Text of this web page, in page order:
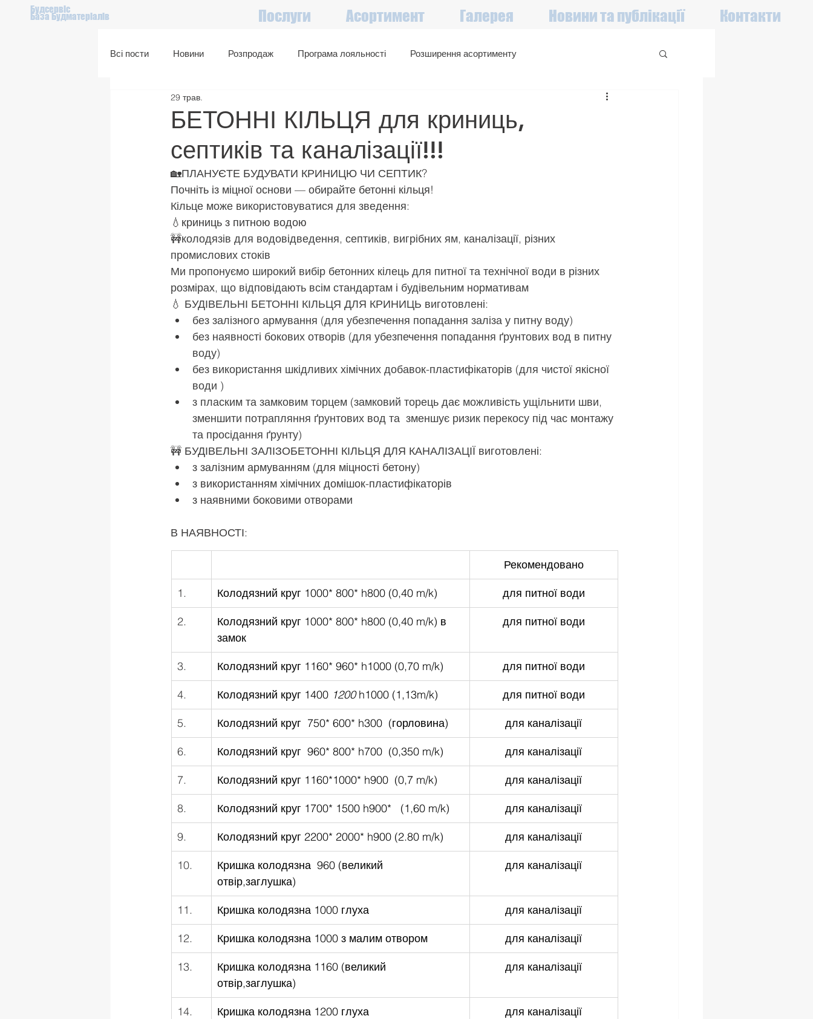
Будсервіс
База Будматеріалів Послуги Асортимент Галерея Новини та публікації Контакти
Всі пости Новини Розпродаж Програма лояльності Розширення асортименту
Подарунковий сертифікат
БЕТОННІ КІЛЬЦЯ для криниць,
септиків та каналізації!!!
29 трав.
🏡ПЛАНУЄТЕ БУДУВАТИ КРИНИЦЮ ЧИ СЕПТИК?
Почніть із міцної основи — обирайте бетонні кільця!
Кільце може використовуватися для зведення:
💧криниць з питною водою
🚧колодязів для водовідведення, септиків, вигрібних ям, каналізації, різних
промислових стоків
Ми пропонуємо широкий вибір бетонних кілець для питної та технічної води в різних
розмірах, що відповідають всім стандартам і будівельним нормативам
💧 БУДІВЕЛЬНІ БЕТОННІ КІЛЬЦЯ ДЛЯ КРИНИЦЬ виготовлені:
без залізного армування (для убезпечення попадання заліза у питну воду)
без наявності бокових отворів (для убезпечення попадання ґрунтових вод в питну
воду)
без використання шкідливих хімічних добавок-пластифікаторів (для чистої якісної
води )
з пласким та замковим торцем (замковий торець дає можливість ущільнити шви,
зменшити потрапляння ґрунтових вод та  зменшує ризик перекосу під час монтажу
та просідання ґрунту)
🚧 БУДІВЕЛЬНІ ЗАЛІЗОБЕТОННІ КІЛЬЦЯ ДЛЯ КАНАЛІЗАЦІЇ виготовлені:
з залізним армуванням (для міцності бетону)
з використанням хімічних домішок-пластифікаторів
з наявними боковими отворами
В НАЯВНОСТІ:
Рекомендовано
1. Колодязний круг 1000* 800* h800 (0,40 m/k) для питної води
2.
Колодязний круг 1000* 800* h800 (0,40 m/k) в
замок
для питної води
3. Колодязний круг 1160* 960* h1000 (0,70 m/k) для питної води
4. Колодязний круг 1400 1200 h1000 (1,13m/k) для питної води
5. Колодязний круг  750* 600* h300  (горловина) для каналізації
6. Колодязний круг  960* 800* h700  (0,350 m/k) для каналізації
7. Колодязний круг 1160*1000* h900  (0,7 m/k) для каналізації
8. Колодязний круг 1700* 1500 h900*   (1,60 m/k) для каналізації
9. Колодязний круг 2200* 2000* h900 (2.80 m/k) для каналізації
10.
Кришка колодязна  960 (великий
отвір,заглушка)
для каналізації
11. Кришка колодязна 1000 глуха для каналізації
12. Кришка колодязна 1000 з малим отвором для каналізації
13.
Кришка колодязна 1160 (великий
отвір,заглушка)
для каналізації
14. Кришка колодязна 1200 глуха для каналізації